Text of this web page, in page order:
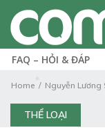
FAQ – HỎI & ĐÁP
Home Nguyễn Lương
THỂ LOẠI